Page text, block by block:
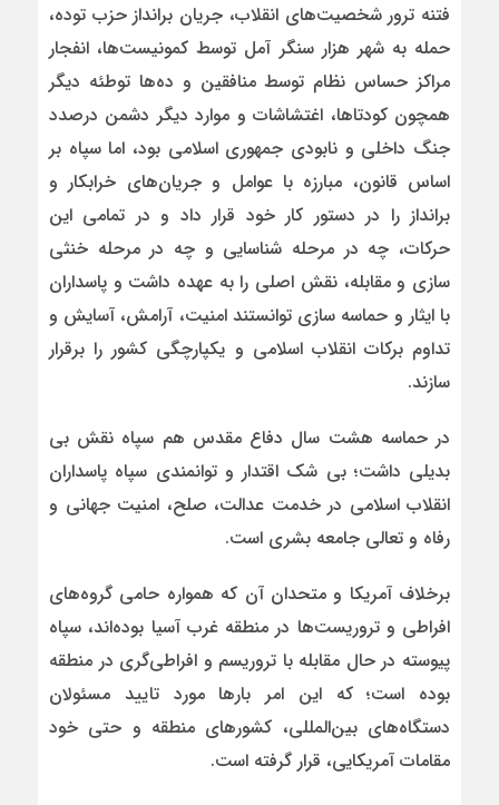
فتنه ترور شخصیت‌های انقلاب، جریان برانداز حزب توده،
حمله به شهر هزار سنگر آمل توسط کمونیست‌ها، انفجار
مراکز حساس نظام توسط منافقین و ده‌ها توطئه دیگر
همچون کودتاها، اغتشاشات و موارد دیگر دشمن درصدد
جنگ داخلی و نابودی جمهوری اسلامی بود، اما سپاه بر
اساس قانون، مبارزه با عوامل و جریان‌های خرابکار و
برانداز را در دستور کار خود قرار داد و در تمامی این
حرکات، چه در مرحله شناسایی و چه در مرحله خنثی
سازی و مقابله، نقش اصلی را به عهده داشت و پاسداران
با ایثار و حماسه سازی توانستند امنیت، آرامش، آسایش و
تداوم برکات انقلاب اسلامی و یکپارچگی کشور را برقرار
سازند.
در حماسه هشت سال دفاع مقدس هم سپاه نقش بی
بدیلی داشت؛ بی شک اقتدار و توانمندی سپاه پاسداران
انقلاب اسلامی در خدمت عدالت، صلح، امنیت جهانی و
رفاه و تعالی جامعه بشری است.
برخلاف آمریکا و متحدان آن که همواره حامی گروه‌های
افراطی و تروریست‌ها در منطقه غرب آسیا بوده‌اند، سپاه
پیوسته در حال مقابله با تروریسم و افراطی‌گری در منطقه
بوده است؛ که این امر بارها مورد تایید مسئولان
دستگاه‌های بین‌المللی، کشورهای منطقه و حتی خود
مقامات آمریکایی، قرار گرفته است.